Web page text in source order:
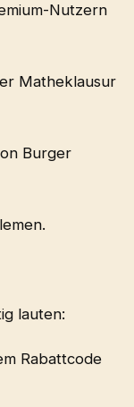
Nutzern
Matheklausur
Burger
lauten:
Rabattcode